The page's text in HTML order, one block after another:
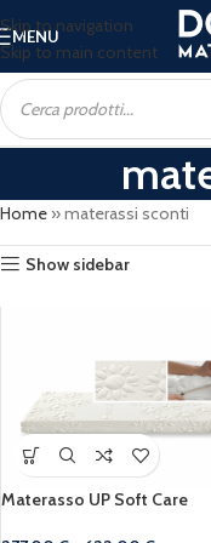
Skip to navigation
Skip to main content
MENU
Home »materassi sconti
Show sidebar
Materasso UP Soft Care